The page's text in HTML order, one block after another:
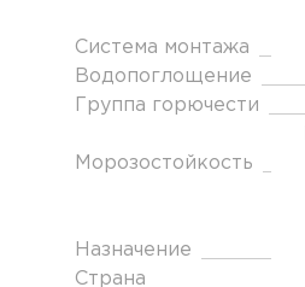
Система монтажа
Водопоглощение
Группа горючести
Морозостойкость
Назначение
Страна